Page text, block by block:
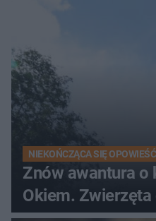
NIEKOŃCZĄCA SIĘ OPOWIEŚĆ
Znów awantura
Okiem.